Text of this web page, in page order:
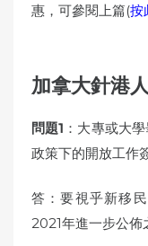
惠，可參閱上篇(按
加拿大針港
問題1 ：大專或大
政策下的開放工作
答：要視乎新移
2021年進一步公佈